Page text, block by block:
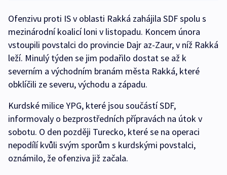
Ofenzivu proti IS v oblasti Rakká zahájila SDF spolu s
mezinárodní koalicí loni v listopadu. Koncem února
vstoupili povstalci do provincie Dajr az-Zaur, v níž Rakká
leží. Minulý týden se jim podařilo dostat se až k
severním a východním branám města Rakká, které
obklíčili ze severu, východu a západu.
Kurdské milice YPG, které jsou součástí SDF,
informovaly o bezprostředních přípravách na útok v
sobotu. O den později Turecko, které se na operaci
nepodílí kvůli svým sporům s kurdskými povstalci,
oznámilo, že ofenziva již začala.